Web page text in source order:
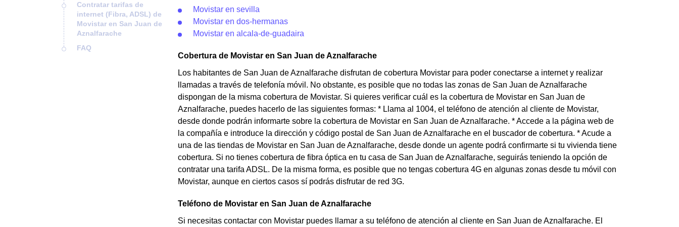
Contratar tarifas de
internet (Fibra, ADSL) de
Movistar en San Juan de
Aznalfarache
FAQ
Movistar en sevilla
Movistar en dos-hermanas
Movistar en alcala-de-guadaira
Cobertura de Movistar en San Juan de Aznalfarache
Los habitantes de San Juan de Aznalfarache disfrutan de cobertura Movistar para poder conectarse a internet y realizar
llamadas a través de telefonía móvil. No obstante, es posible que no todas las zonas de San Juan de Aznalfarache
dispongan de la misma cobertura de Movistar. Si quieres verificar cuál es la cobertura de Movistar en San Juan de
Aznalfarache, puedes hacerlo de las siguientes formas: * Llama al 1004, el teléfono de atención al cliente de Movistar,
desde donde podrán informarte sobre la cobertura de Movistar en San Juan de Aznalfarache. * Accede a la página web de
la compañía e introduce la dirección y código postal de San Juan de Aznalfarache en el buscador de cobertura. * Acude a
una de las tiendas de Movistar en San Juan de Aznalfarache, desde donde un agente podrá confirmarte si tu vivienda tiene
cobertura. Si no tienes cobertura de fibra óptica en tu casa de San Juan de Aznalfarache, seguirás teniendo la opción de
contratar una tarifa ADSL. De la misma forma, es posible que no tengas cobertura 4G en algunas zonas desde tu móvil con
Movistar, aunque en ciertos casos sí podrás disfrutar de red 3G.
Teléfono de Movistar en San Juan de Aznalfarache
Si necesitas contactar con Movistar puedes llamar a su teléfono de atención al cliente en San Juan de Aznalfarache. El